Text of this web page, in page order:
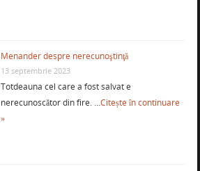
Menander despre nerecunoştinţă
13 septembrie 2023
Totdeauna cel care a fost salvat e
nerecunoscător din fire. …Citește în continuare
»